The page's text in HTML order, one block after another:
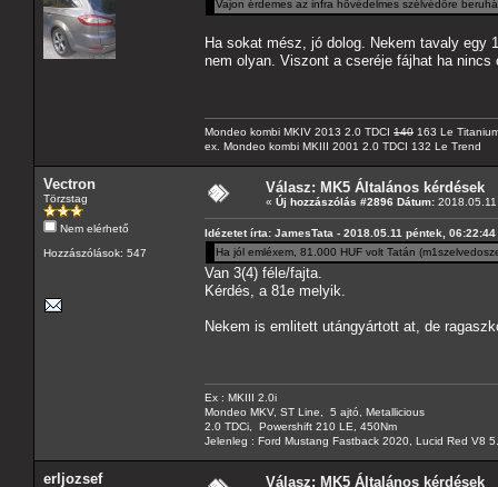
Vajon érdemes az infra hővédelmes szélvédőre
Ha sokat mész, jó dolog. Nekem tavaly egy
nem olyan. Viszont a cseréje fájhat ha nincs
Mondeo kombi MKIV 2013 2.0 TDCI 140 163 Le
ex. Mondeo kombi MKIII 2001 2.0 TDCI 132 Le Trend
Vectron
Törzstag
Nem elérhető
Hozzászólások: 547
Válasz: MK5 Általános kérdések
« Új hozzászólás #2896 Dátum:
Idézetet írta: JamesTata - 2018.05.11 péntek, 06:22:44
Ha jól emléxem, 81.000 HUF volt Tatán
Van 3(4) féle/fajta.
Kérdés, a 81e melyik.
Nekem is emlitett utángyártott at, de
Ex : MKIII 2.0i
Mondeo MKV, ST Line, 5 ajtó, Metallicious
2.0 TDCi, Powershift 210 LE, 450Nm
Jelenleg : Ford Mustang Fastback 2020, Lucid Red V8
erljozsef Válasz: MK5 Általános kérdések